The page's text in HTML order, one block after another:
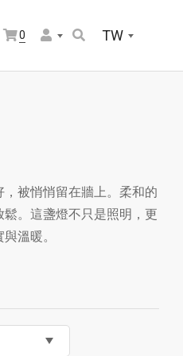
0 TW
被悄悄留在牆上。柔和的
。這盞燈不只是照明，更
溫暖。